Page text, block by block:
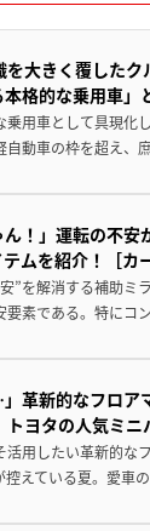
大きく覆した
格的な乗用車」
乗用車として具現
自動車の枠を超え、
ん！」運転の不
ムを紹介！［カ
”を解消する補助ミ
素である。特にコ
革新的なフロ
ヨタの人気ミ
用したい革新的な
控えている夏。愛車